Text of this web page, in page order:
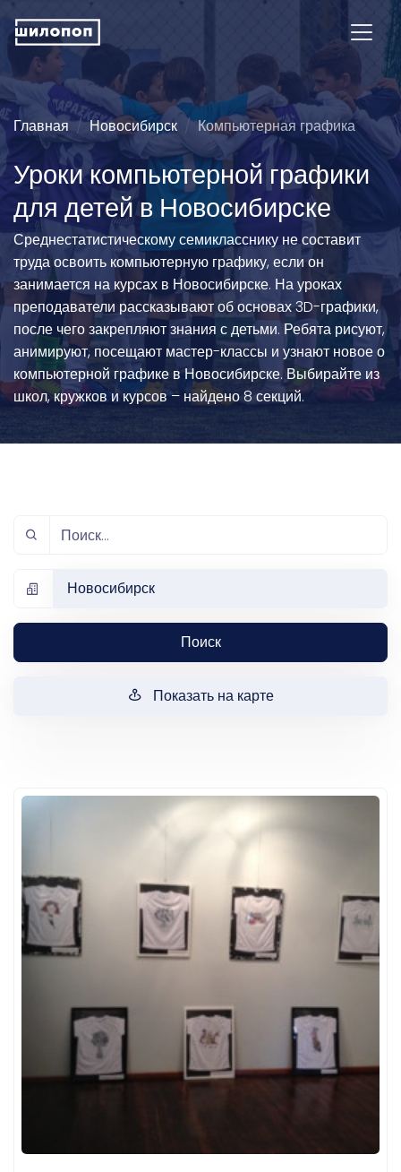
Главная Новосибирск Компьютерная графика
Уроки компьютерной графики
для детей в Новосибирске
Среднестатистическому семикласснику не составит
труда освоить компьютерную графику, если он
занимается на курсах в Новосибирске. На уроках
преподаватели рассказывают об основах 3D-графики,
после чего закрепляют знания с детьми. Ребята рисуют,
анимируют, посещают мастер-классы и узнают новое о
компьютерной графике в Новосибирске. Выбирайте из
школ, кружков и курсов – найдено 8 секций.
Новосибирск
Поиск
Показать на карте